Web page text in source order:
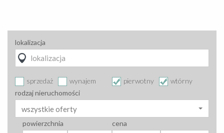
lokalizacja
sprzedaż wynajem pierwotny
wtórny
rodzaj nieruchomości
wszystkie oferty
powierzchnia cena